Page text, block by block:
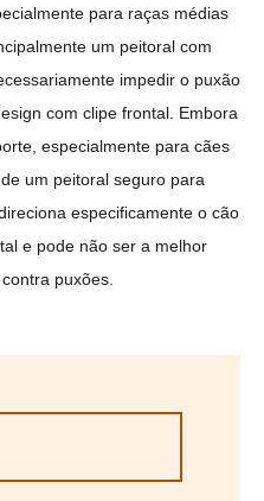
para raças médias
um peitoral com
impedir o puxão
com clipe frontal. Embora
especialmente para cães
um peitoral seguro para
especificamente o cão
e pode não ser a melhor
puxões.